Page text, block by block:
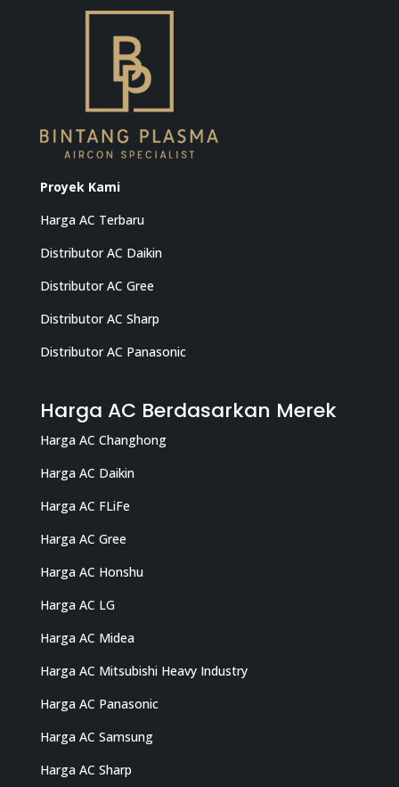
Proyek Kami
Harga AC Terbaru
Distributor AC Daikin
Distributor AC Gree
Distributor AC Sharp
Distributor AC Panasonic
Harga AC Berdasarkan Merek
Harga AC Changhong
Harga AC Daikin
Harga AC FLiFe
Harga AC Gree
Harga AC Honshu
Harga AC LG
Harga AC Midea
Harga AC Mitsubishi Heavy Industry
Harga AC Panasonic
Harga AC Samsung
Harga AC Sharp